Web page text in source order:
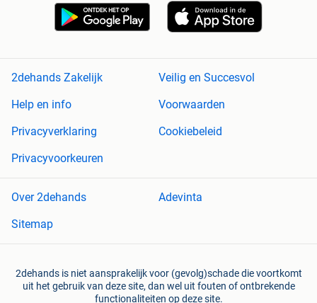
2dehands Zakelijk
Veilig en Succesvol
Help en info
Voorwaarden
Privacyverklaring
Cookiebeleid
Privacyvoorkeuren
Over 2dehands
Adevinta
Sitemap
2dehands is niet aansprakelijk voor (gevolg)schade die voortkomt
uit het gebruik van deze site, dan wel uit fouten of ontbrekende
functionaliteiten op deze site.